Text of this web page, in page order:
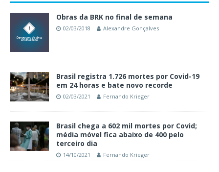
Obras da BRK no final de semana
02/03/2018 Alexandre Gonçalves
Brasil registra 1.726 mortes por Covid-19
em 24 horas e bate novo recorde
02/03/2021 Fernando Krieger
Brasil chega a 602 mil mortes por Covid;
média móvel fica abaixo de 400 pelo
terceiro dia
14/10/2021 Fernando Krieger